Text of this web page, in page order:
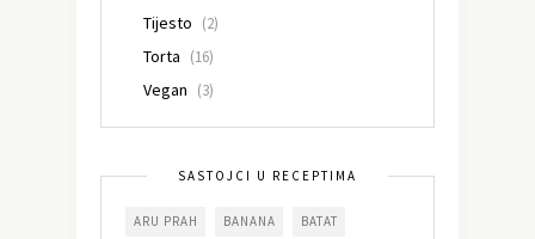
Tijesto (2)
Torta (16)
Vegan (3)
SASTOJCI U RECEPTIMA
ARU PRAH BANANA BATAT